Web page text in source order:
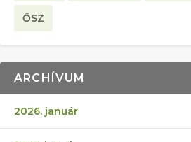
ŐSZ
ARCHÍVUM
2026. január